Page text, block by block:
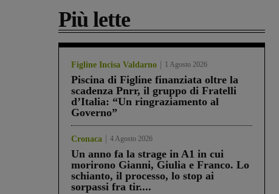
Più lette
Figline Incisa Valdarno 1 Agosto 2026
Piscina di Figline finanziata oltre la
scadenza Pnrr, il gruppo di Fratelli
d’Italia: “Un ringraziamento al
Governo”
Cronaca 4 Agosto 2026
Un anno fa la strage in A1 in cui
morirono Gianni, Giulia e Franco. Lo
schianto, il processo, lo stop ai
sorpassi fra tir....